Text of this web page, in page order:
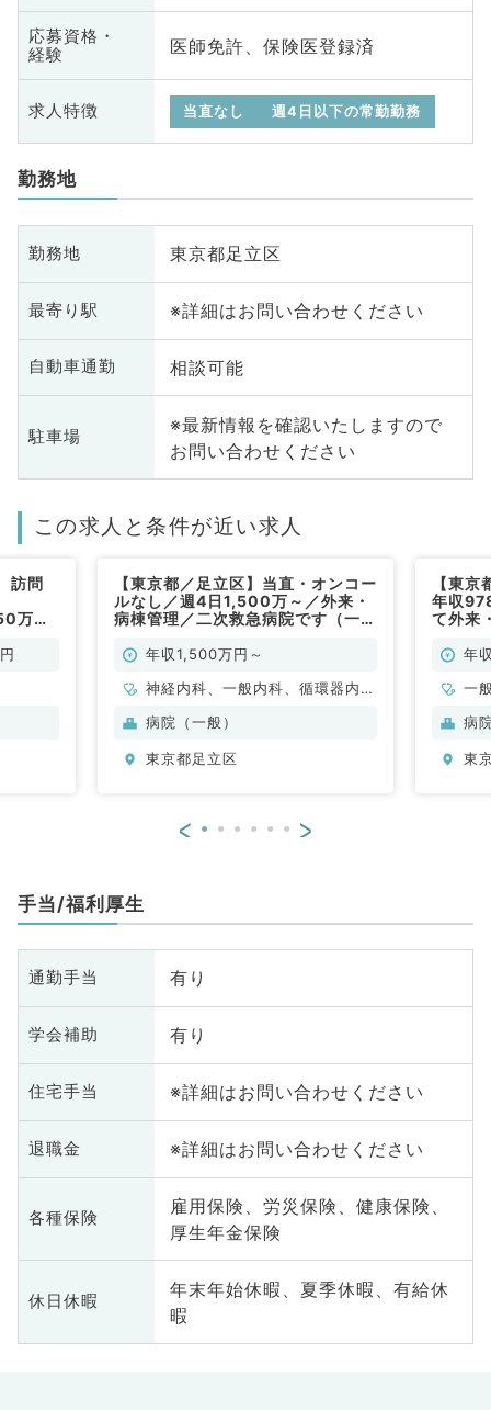
応募資格・
経験
医師免許、保険医登録済
求人特徴 当直なし 週4日以下の常勤勤務
勤務地
勤務地 東京都足立区
最寄り駅 ※詳細はお問い合わせください
自動車通勤 相談可能
駐車場
※最新情報を確認いたしますので
お問い合わせください
この求人と条件が近い求人
訪問
万円
【東京都／足立区】当直・オンコー
ルなし／週4日1,500万～／外来・
病棟管理／二次救急病院です（一般
年収1,500万円～
神経内科、一般内科、循環器内
科、呼吸器内科、消化器内科、内
内科、血液内科
病院（一般）
東京都足立区
【東
年収
て外来
年
一
病
東
< >
手当/福利厚生
通勤手当 有り
学会補助 有り
住宅手当 ※詳細はお問い合わせください
退職金 ※詳細はお問い合わせください
各種保険
雇用保険、労災保険、健康保険、
厚生年金保険
休日休暇
年末年始休暇、夏季休暇、有給休
暇